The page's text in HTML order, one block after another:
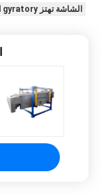
الشاشة تهتز gyratory الأسمدة اليوريا